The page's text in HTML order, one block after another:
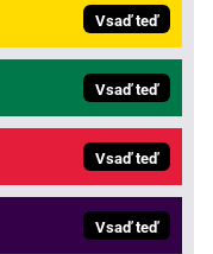
Vsaď teď
Vsaď teď
Vsaď teď
Vsaď teď